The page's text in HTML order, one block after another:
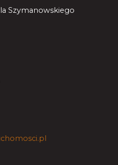
Szymanowskiego